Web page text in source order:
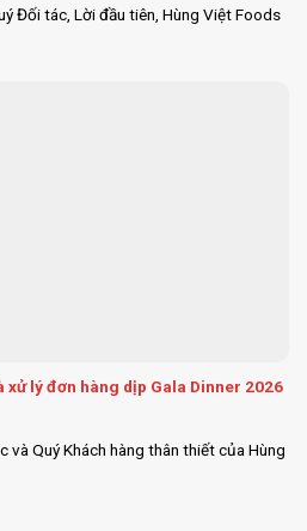
Đối tác, Lời đầu tiên, Hùng Việt Foods
xử lý đơn hàng dịp Gala Dinner 2026
và Quý Khách hàng thân thiết của Hùng